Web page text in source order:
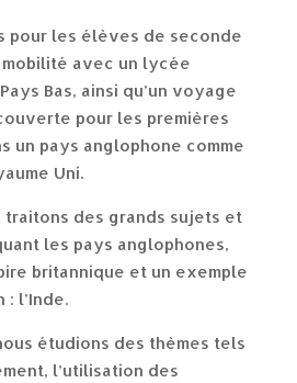
pour les élèves de seconde
avec un lycée
Bas, ainsi qu’un voyage
pour les premières
un pays anglophone comme
Uni.
traitons des grands sujets et
les pays anglophones,
britannique et un exemple
l’Inde.
étudions des thèmes tels
l’utilisation des